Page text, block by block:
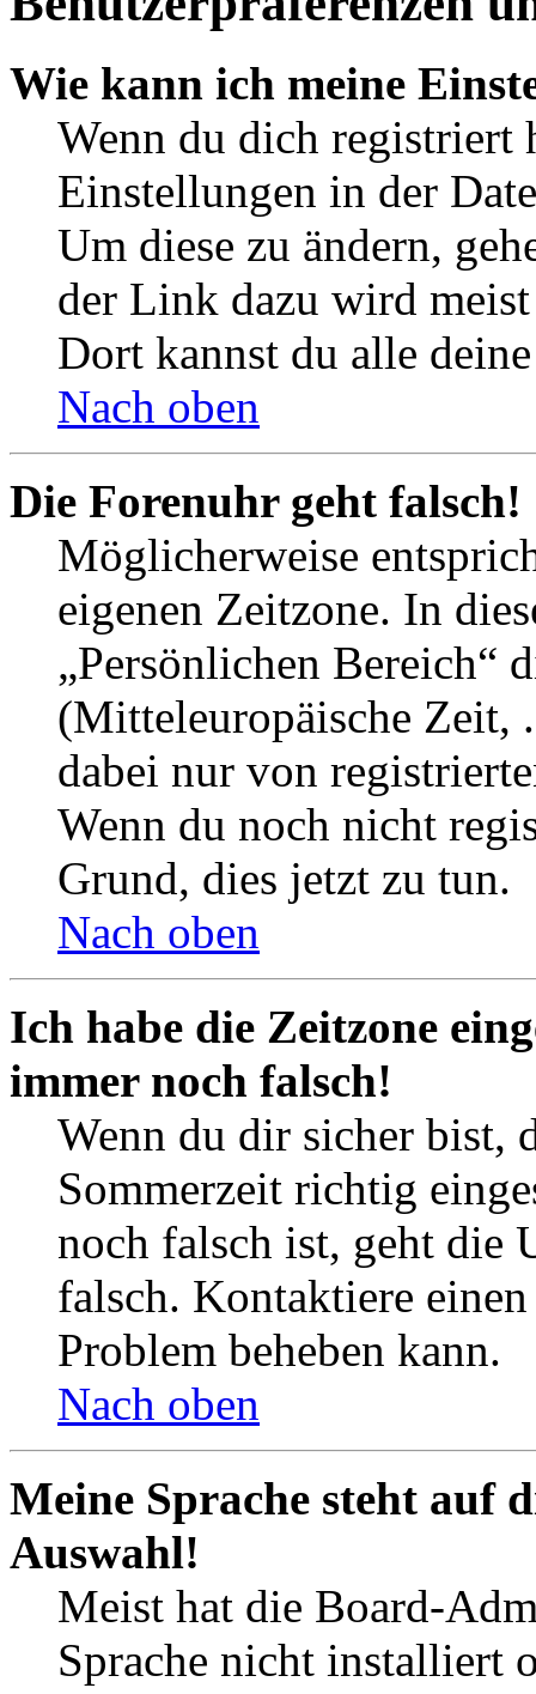
Wie kann ich meine
Wenn du dich registriert
Einstellungen in der
Um diese zu ändern,
der Link dazu wird
Dort kannst du alle
Nach oben
Die Forenuhr geht falsch!
Möglicherweise
eigenen Zeitzone. In
„Persönlichen Bereich“
(Mitteleuropäische Zeit,
dabei nur von
Wenn du noch nicht
Grund, dies jetzt zu tun.
Nach oben
Ich habe die Zeitzone
immer noch falsch!
Wenn du dir sicher bist,
Sommerzeit richtig
noch falsch ist, geht die
falsch. Kontaktiere
Problem beheben kann.
Nach oben
Meine Sprache steht auf
Auswahl!
Meist hat die Board-
Sprache nicht installiert